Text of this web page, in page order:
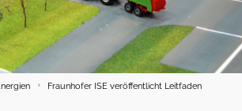
Fraunhofer ISE veröffentlicht Leitfaden